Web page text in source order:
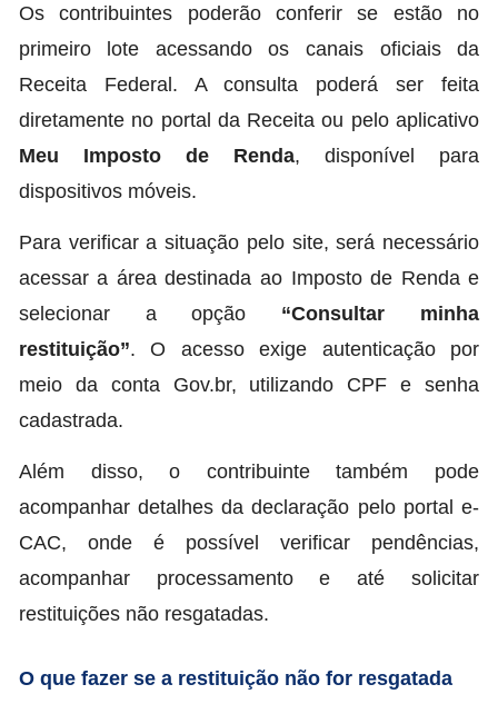
Os contribuintes poderão conferir se estão no
primeiro lote acessando os canais oficiais da
Receita Federal. A consulta poderá ser feita
diretamente no portal da Receita ou pelo aplicativo
Meu Imposto de Renda, disponível para
dispositivos móveis.
Para verificar a situação pelo site, será necessário
acessar a área destinada ao Imposto de Renda e
selecionar a opção “Consultar minha
restituição”. O acesso exige autenticação por
meio da conta Gov.br, utilizando CPF e senha
cadastrada.
Além disso, o contribuinte também pode
acompanhar detalhes da declaração pelo portal e-
CAC, onde é possível verificar pendências,
acompanhar processamento e até solicitar
restituições não resgatadas.
O que fazer se a restituição não for resgatada